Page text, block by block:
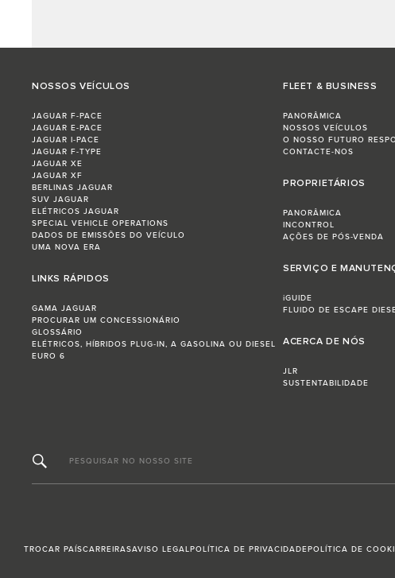
NOSSOS VEÍCULOS
JAGUAR F-PACE
JAGUAR E-PACE
JAGUAR I-PACE
JAGUAR F-TYPE
JAGUAR XE
JAGUAR XF
BERLINAS JAGUAR
SUV JAGUAR
ELÉTRICOS JAGUAR
SPECIAL VEHICLE OPERATIONS
DADOS DE EMISSÕES DO VEÍCULO
UMA NOVA ERA
LINKS RÁPIDOS
GAMA JAGUAR
PROCURAR UM CONCESSIONÁRIO
GLOSSÁRIO
ELÉTRICOS, HÍBRIDOS PLUG-IN, A GASOLINA OU DIESEL
EURO 6
FLEET & BUSINESS
PANORÂMICA
NOSSOS VEÍCULOS
O NOSSO FUTURO
CONTACTE-NOS
PROPRIETÁRIOS
PANORÂMICA
INCONTROL
AÇÕES DE PÓS-VENDA
SERVIÇO E
iGUIDE
FLUIDO DE ESCAPE
ACERCA DE NÓS
JLR
SUSTENTABILIDADE
PESQUISAR NO NOSSO SITE
TROCAR PAÍSCARREIRASAVISO LEGALPOLÍTICA DE PRIVACIDADEPOLÍTICA DE